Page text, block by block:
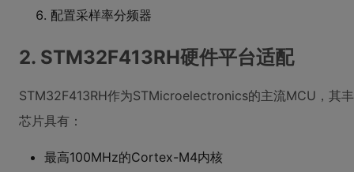
配置采样率分频器
2. STM32F413RH硬件平台适配
STM32F413RH作为STMicroelectronics的主流MCU，其
芯片具有：
最高100MHz的Cortex-M4内核